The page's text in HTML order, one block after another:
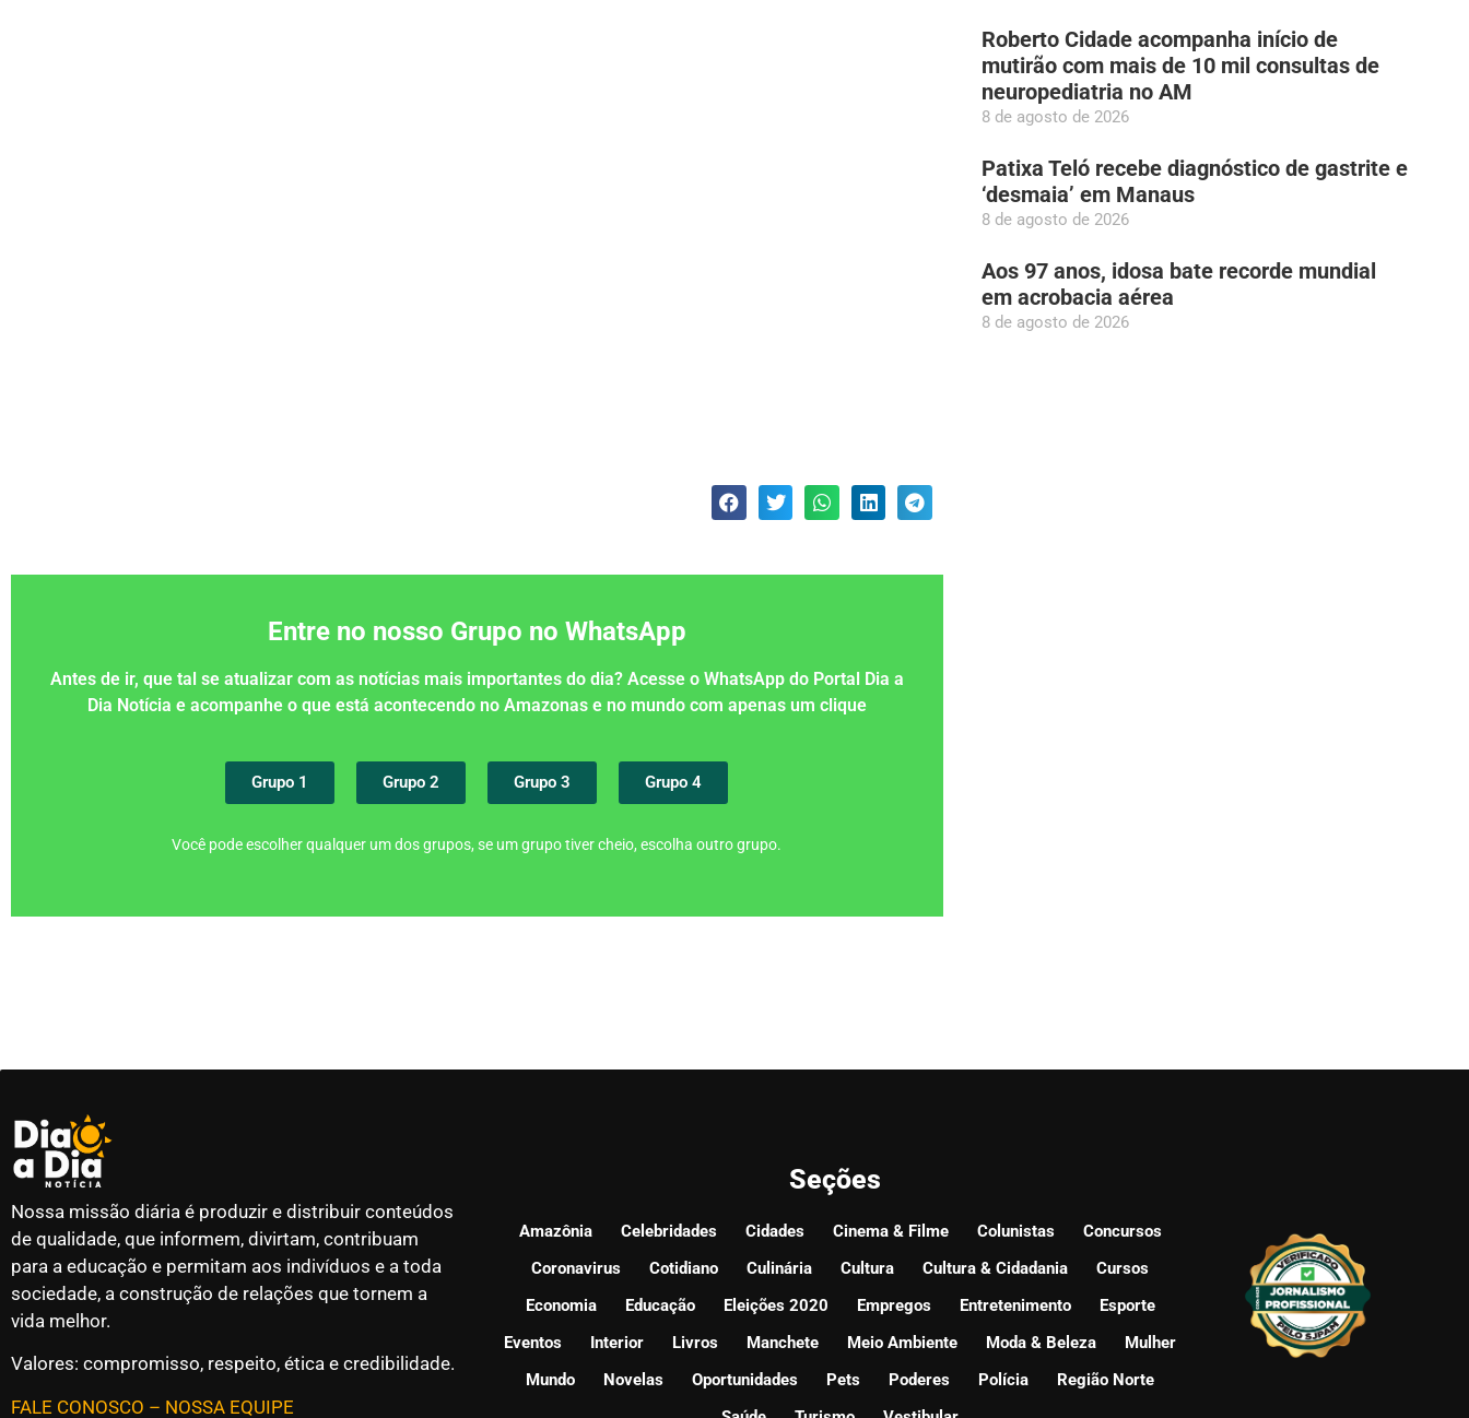
Entre no nosso Grupo no WhatsApp
Antes de ir, que tal se atualizar com as notícias mais importantes do dia? Acesse o WhatsApp do Portal Dia a
Dia Notícia e acompanhe o que está acontecendo no Amazonas e no mundo com apenas um clique
Grupo 1 Grupo 2 Grupo 3 Grupo 4
Você pode escolher qualquer um dos grupos, se um grupo tiver cheio, escolha outro grupo.
Roberto Cidade acompanha início de
mutirão com mais de 10 mil consultas de
neuropediatria no AM
8 de agosto de 2026
Patixa Teló recebe diagnóstico de gastrite e
‘desmaia’ em Manaus
8 de agosto de 2026
Aos 97 anos, idosa bate recorde mundial
em acrobacia aérea
8 de agosto de 2026
Nossa missão diária é produzir e distribuir conteúdos
de qualidade, que informem, divirtam, contribuam
para a educação e permitam aos indivíduos e a toda
sociedade, a construção de relações que tornem a
vida melhor.
Valores: compromisso, respeito, ética e credibilidade.
FALE CONOSCO – NOSSA EQUIPE
Seções
Amazônia Celebridades Cidades Cinema & Filme Colunistas
Concursos
Coronavirus
Cotidiano Culinária Cultura Cultura & Cidadania
Cursos
Economia
Educação Eleições 2020 Empregos Entretenimento
Esporte
Eventos
Interior Livros Manchete Meio Ambiente Moda & Beleza
Mulher
Mundo
Novelas Oportunidades Pets Poderes Polícia
Região Norte